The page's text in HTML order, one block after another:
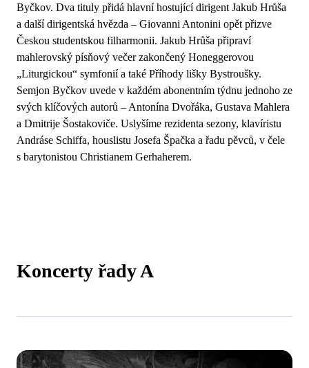
Byčkov. Dva tituly přidá hlavní hostující dirigent Jakub Hrůša
a další dirigentská hvězda – Giovanni Antonini opět přizve
Českou studentskou filharmonii. Jakub Hrůša připraví
mahlerovský písňový večer zakončený Honeggerovou
„Liturgickou“ symfonií a také Příhody lišky Bystroušky.
Semjon Byčkov uvede v každém abonentním týdnu jednoho ze
svých klíčových autorů – Antonína Dvořáka, Gustava Mahlera
a Dmitrije Šostakoviče. Uslyšíme rezidenta sezony, klavíristu
Andráse Schiffa, houslistu Josefa Špačka a řadu pěvců, v čele
s barytonistou Christianem Gerhaherem.
Koncerty řady A